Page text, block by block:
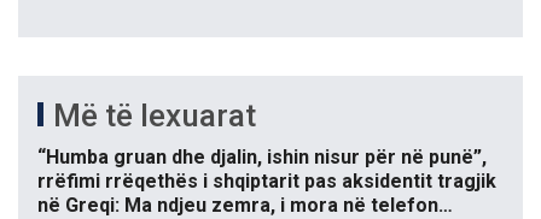
Më të lexuarat
“Humba gruan dhe djalin, ishin nisur për në punë”,
rrëfimi rrëqethës i shqiptarit pas aksidentit tragjik
në Greqi: Ma ndjeu zemra, i mora në telefon…